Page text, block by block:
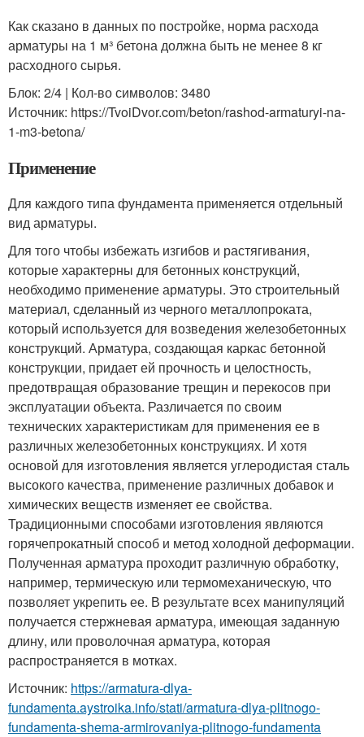
Как сказано в данных по постройке, норма расхода
арматуры на 1 м³ бетона должна быть не менее 8 кг
расходного сырья.
Блок: 2/4 | Кол-во символов: 3480
Источник: https://TvoiDvor.com/beton/rashod-armaturyi-na-
1-m3-betona/
Применение
Для каждого типа фундамента применяется отдельный
вид арматуры.
Для того чтобы избежать изгибов и растягивания,
которые характерны для бетонных конструкций,
необходимо применение арматуры. Это строительный
материал, сделанный из черного металлопроката,
который используется для возведения железобетонных
конструкций. Арматура, создающая каркас бетонной
конструкции, придает ей прочность и целостность,
предотвращая образование трещин и перекосов при
эксплуатации объекта. Различается по своим
технических характеристикам для применения ее в
различных железобетонных конструкциях. И хотя
основой для изготовления является углеродистая сталь
высокого качества, применение различных добавок и
химических веществ изменяет ее свойства.
Традиционными способами изготовления являются
горячепрокатный способ и метод холодной деформации.
Полученная арматура проходит различную обработку,
например, термическую или термомеханическую, что
позволяет укрепить ее. В результате всех манипуляций
получается стержневая арматура, имеющая заданную
длину, или проволочная арматура, которая
распространяется в мотках.
Источник: https://armatura-dlya-
fundamenta.aystroika.info/stati/armatura-dlya-plitnogo-
fundamenta-shema-armirovaniya-plitnogo-fundamenta